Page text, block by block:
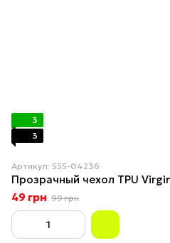
3
3
Артикул: 555-04236
Прозрачный чехол TPU
49 грн 99 грн